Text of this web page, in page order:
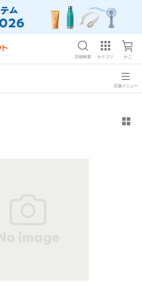
詳細検索 カテゴリ かご
店舗メニュー